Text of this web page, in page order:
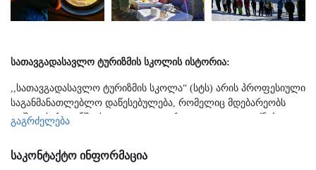
სათავგადასავლო ტურიზმის სკოლის ისტორია:
,,სათავგადასავლო ტურიზმის სკოლა“ (სტს) არის პროფესიული
საგანმანათლებლო დაწესებულება, რომელიც მდებარეობს
დუშეთის რაიონში, სოფელი გუდაური. კოლეჯი დაფუძნებულია
მიიღო ავტორიზებული საგანმანათლებლო დაწესებულების
სტატუსი და გამოაცხადა პირველი საშემოდგომო მიღება ორ
გაგრძელება
საკონტაქტო ინფორმაცია